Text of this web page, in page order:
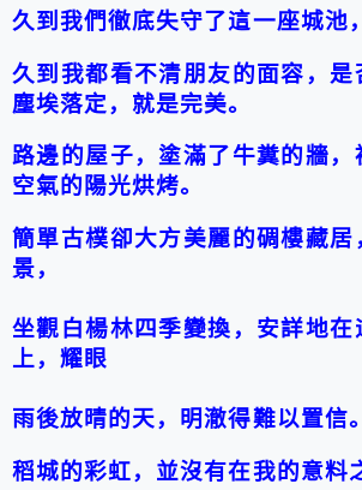
久到我們徹底失守了這一座城池，
久到我都看不清朋友的面容，是
塵埃落定，就是完美。
路邊的屋子，塗滿了牛糞的牆，
空氣的陽光烘烤。
簡單古樸卻大方美麗的碉樓藏
景，
坐觀白楊林四季變換，安詳地在
上，耀眼
雨後放晴的天，明澈得難以置信。
稻城的彩虹，並沒有在我的意料